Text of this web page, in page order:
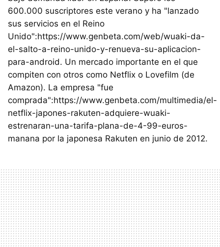
600.000 suscriptores este verano y ha "lanzado
sus servicios en el Reino
Unido":https://www.genbeta.com/web/wuaki-da-
el-salto-a-reino-unido-y-renueva-su-aplicacion-
para-android. Un mercado importante en el que
compiten con otros como Netflix o Lovefilm (de
Amazon). La empresa "fue
comprada":https://www.genbeta.com/multimedia/el-
netflix-japones-rakuten-adquiere-wuaki-
estrenaran-una-tarifa-plana-de-4-99-euros-
manana por la japonesa Rakuten en junio de 2012.